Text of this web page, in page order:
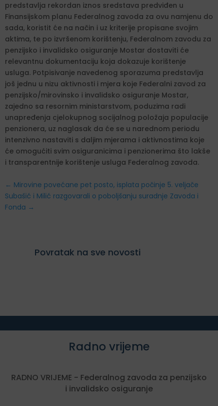
predstavlja rekordan iznos sredstava predviđen u
Finansijskom planu Federalnog zavoda za ovu namjenu do
sada, koristit će na način i uz kriterije propisane svojim
aktima, te po izvršenom korištenju, Federalnom zavodu za
penzijsko i invalidsko osiguranje Mostar dostaviti će
relevantnu dokumentaciju koja dokazuje korištenje
usluga. Potpisivanje navedenog sporazuma predstavlja
još jednu u nizu aktivnosti i mjera koje Federalni zavod za
penzijsko/mirovinsko i invalidsko osiguranje Mostar,
zajedno sa resornim ministarstvom, poduzima radi
unapređenja cjelokupnog socijalnog položaja populacije
penzionera, uz naglasak da će se u narednom periodu
intenzivno nastaviti s daljim mjerama i aktivnostima koje
će omogućiti svim osiguranicima i penzionerima što lakše
i transparentnije korištenje usluga Federalnog zavoda.
← Mirovine povećane pet posto, isplata počinje 5. veljače
Subašić i Milić razgovarali o poboljšanju suradnje Zavoda i
Fonda →
Povratak na sve novosti
Radno vrijeme
RADNO VRIJEME - Federalnog zavoda za penzijsko
i invalidsko osiguranje